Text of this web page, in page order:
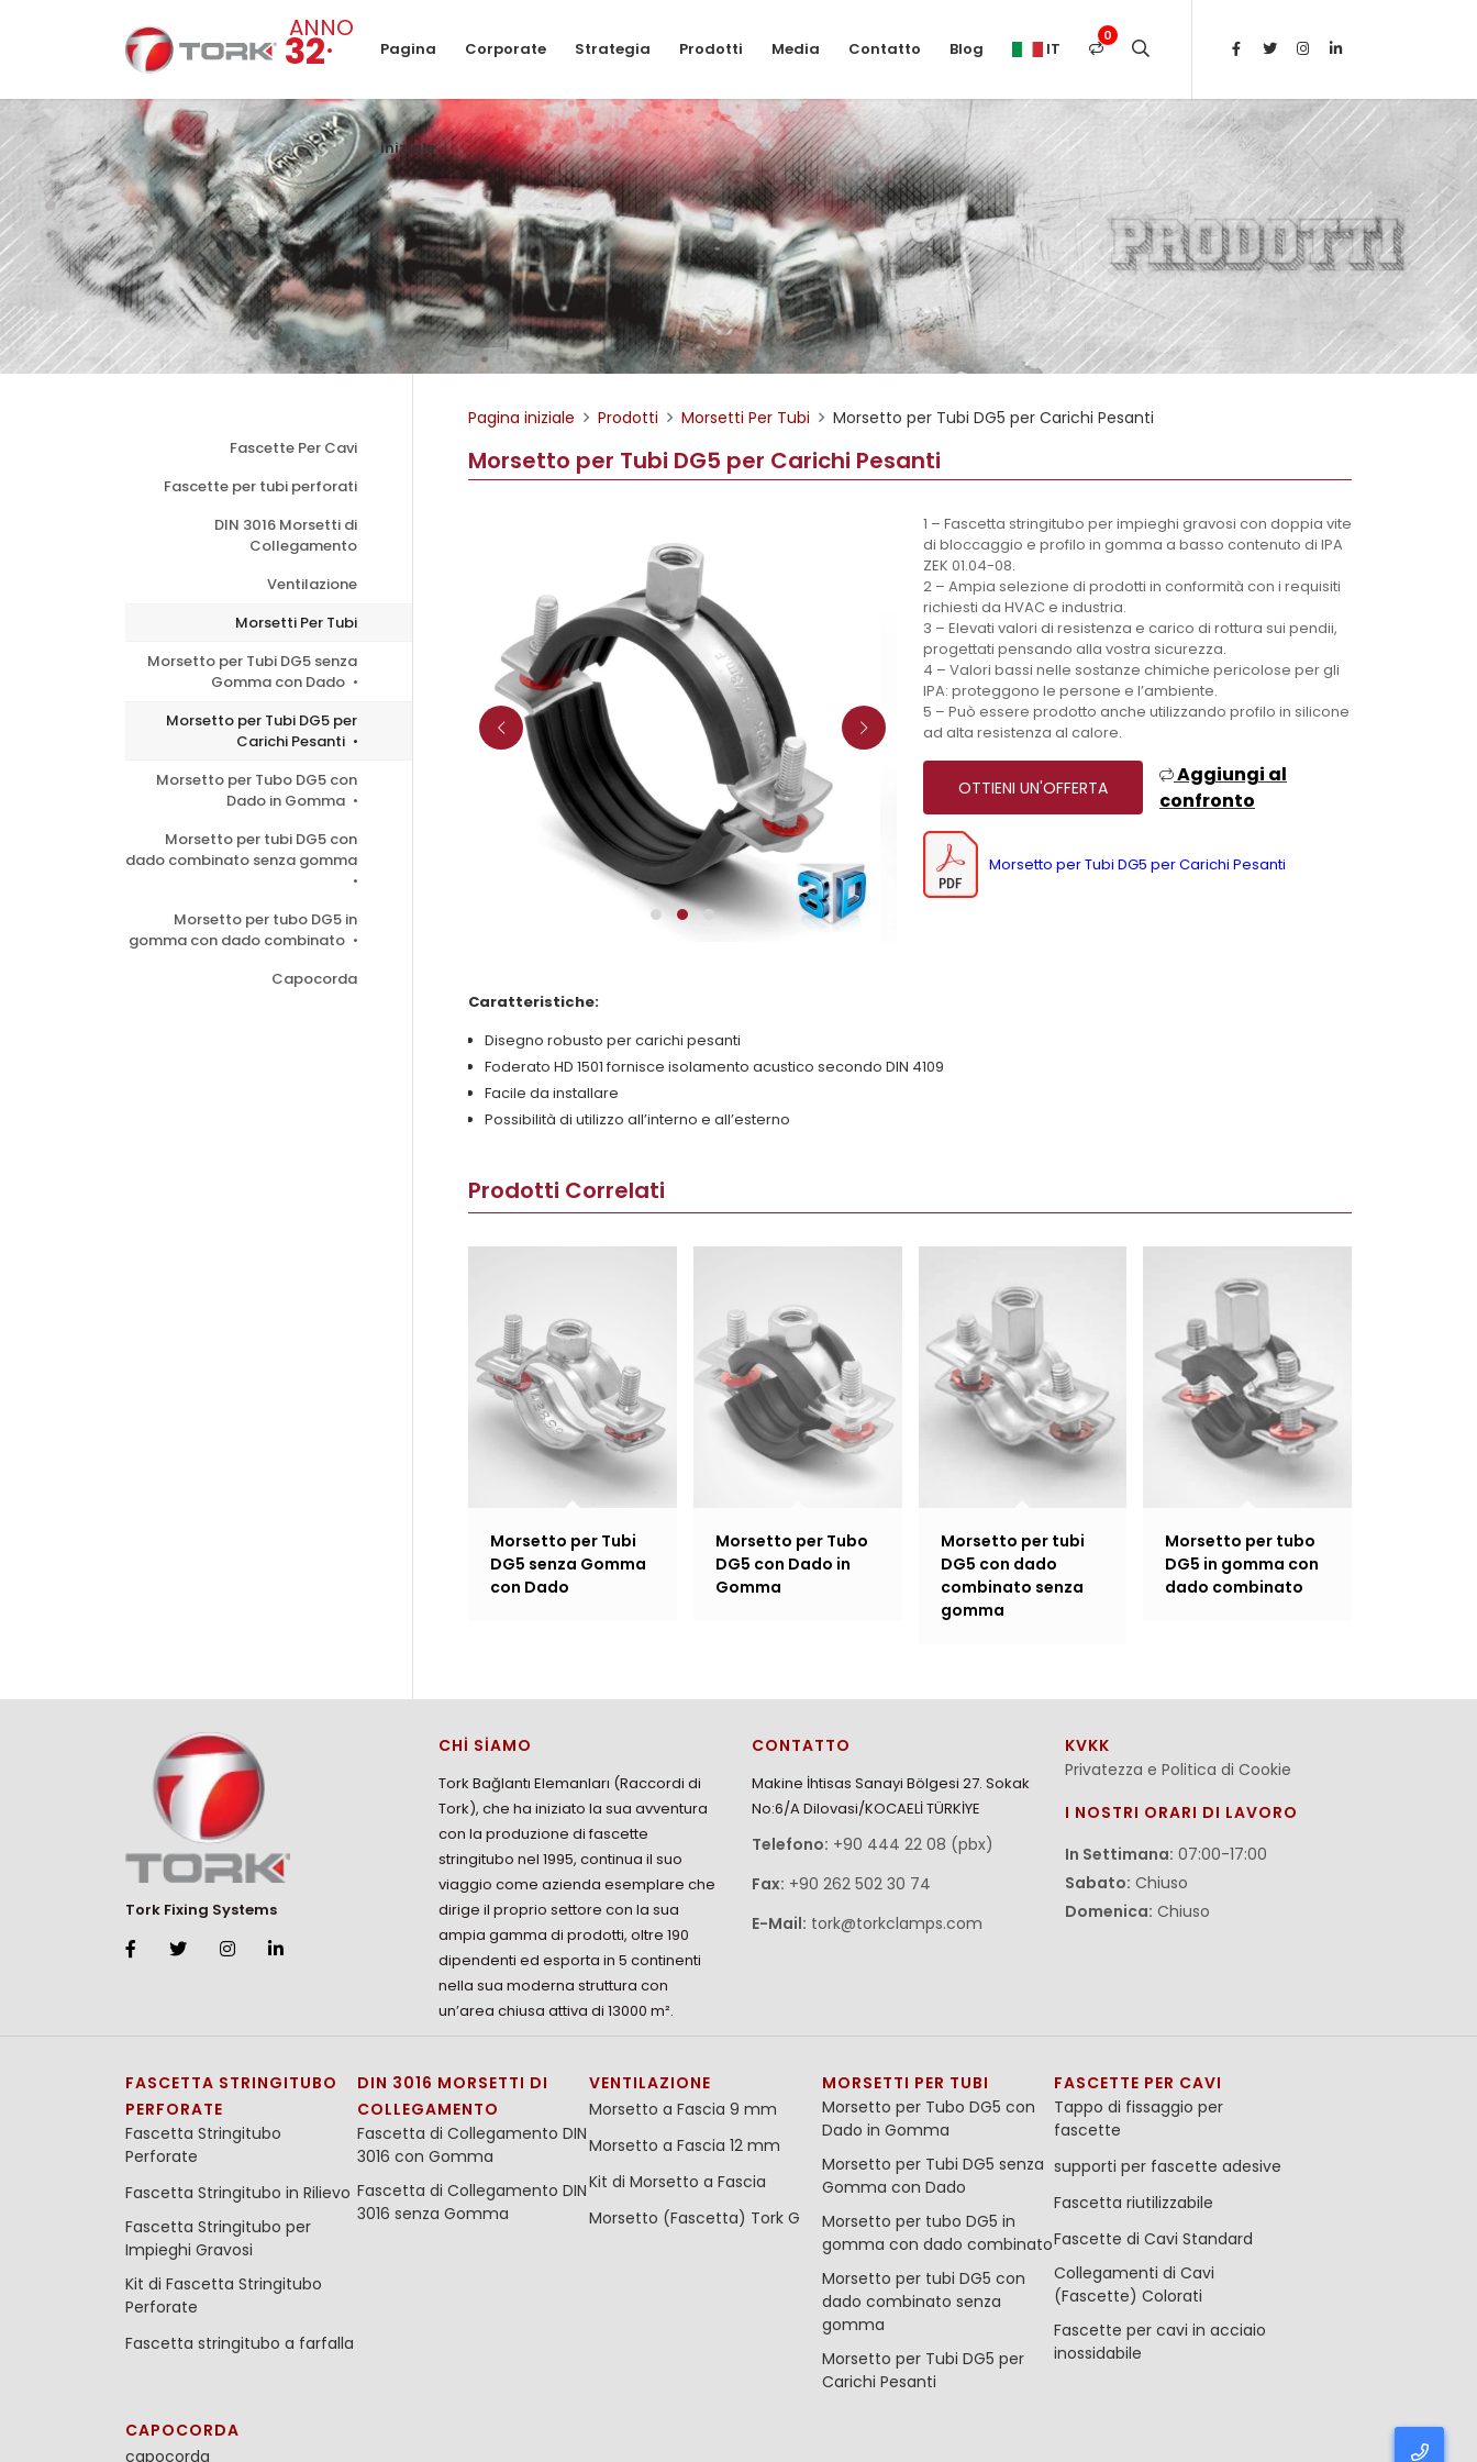
32.
ANNO
Pagina
iniziale
Corporate Strategia Prodotti Media Contatto Blog IT
0
Fascette Per Cavi
Fascette per tubi perforati
DIN 3016 Morsetti di
Collegamento
Ventilazione
Morsetti Per Tubi
Morsetto per Tubi DG5 senza
Gomma con Dado
Morsetto per Tubi DG5 per
Carichi Pesanti
Morsetto per Tubo DG5 con
Dado in Gomma
Morsetto per tubi DG5 con
dado combinato senza gomma
Morsetto per tubo DG5 in
gomma con dado combinato
Capocorda
Pagina iniziale Prodotti Morsetti Per Tubi Morsetto per Tubi DG5 per Carichi Pesanti
Morsetto per Tubi DG5 per Carichi Pesanti
1 – Fascetta stringitubo per impieghi gravosi con doppia vite
di bloccaggio e profilo in gomma a basso contenuto di IPA
ZEK 01.04-08.
2 – Ampia selezione di prodotti in conformità con i requisiti
richiesti da HVAC e industria.
3 – Elevati valori di resistenza e carico di rottura sui pendii,
progettati pensando alla vostra sicurezza.
4 – Valori bassi nelle sostanze chimiche pericolose per gli
IPA: proteggono le persone e l’ambiente.
5 – Può essere prodotto anche utilizzando profilo in silicone
ad alta resistenza al calore.
OTTIENI UN'OFFERTA
Aggiungi al
confronto
Morsetto per Tubi DG5 per Carichi Pesanti
Caratteristiche:
Disegno robusto per carichi pesanti
Foderato HD 1501 fornisce isolamento acustico secondo DIN 4109
Facile da installare
Possibilità di utilizzo all’interno e all’esterno
Prodotti Correlati
Morsetto per Tubi
DG5 senza Gomma
con Dado
Morsetto per Tubo
DG5 con Dado in
Gomma
Morsetto per tubi
DG5 con dado
combinato senza
gomma
Morsetto per tubo
DG5 in gomma con
dado combinato
Tork Fixing Systems
CHİ SİAMO
Tork Bağlantı Elemanları (Raccordi di
Tork), che ha iniziato la sua avventura
con la produzione di fascette
stringitubo nel 1995, continua il suo
viaggio come azienda esemplare che
dirige il proprio settore con la sua
ampia gamma di prodotti, oltre 190
dipendenti ed esporta in 5 continenti
nella sua moderna struttura con
un’area chiusa attiva di 13000 m².
CONTATTO
Makine İhtisas Sanayi Bölgesi 27. Sokak
No:6/A Dilovasi/KOCAELİ TÜRKİYE
Telefono: +90 444 22 08 (pbx)
Fax: +90 262 502 30 74
E-Mail: tork@torkclamps.com
KVKK
Privatezza e Politica di Cookie
I NOSTRI ORARI DI LAVORO
In Settimana: 07:00-17:00
Sabato: Chiuso
Domenica: Chiuso
FASCETTA STRINGITUBO
PERFORATE
Fascetta Stringitubo
Perforate
Fascetta Stringitubo in Rilievo
Fascetta Stringitubo per
Impieghi Gravosi
Kit di Fascetta Stringitubo
Perforate
Fascetta stringitubo a farfalla
DIN 3016 MORSETTI DI
COLLEGAMENTO
Fascetta di Collegamento DIN
3016 con Gomma
Fascetta di Collegamento DIN
3016 senza Gomma
VENTILAZIONE
Morsetto a Fascia 9 mm
Morsetto a Fascia 12 mm
Kit di Morsetto a Fascia
Morsetto (Fascetta) Tork G
MORSETTI PER TUBI
Morsetto per Tubo DG5 con
Dado in Gomma
Morsetto per Tubi DG5 senza
Gomma con Dado
Morsetto per tubo DG5 in
gomma con dado combinato
Morsetto per tubi DG5 con
dado combinato senza
gomma
Morsetto per Tubi DG5 per
Carichi Pesanti
FASCETTE PER CAVI
Tappo di fissaggio per
fascette
supporti per fascette adesive
Fascetta riutilizzabile
Fascette di Cavi Standard
Collegamenti di Cavi
(Fascette) Colorati
Fascette per cavi in acciaio
inossidabile
CAPOCORDA
capocorda